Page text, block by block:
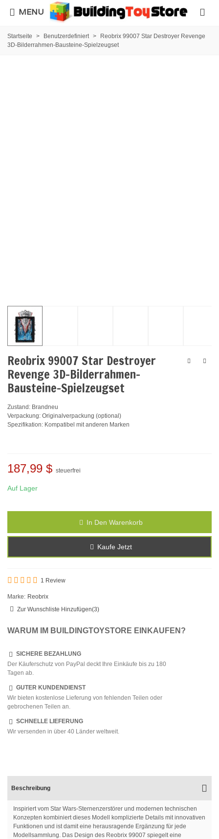
MENU
Startseite > Benutzerdefiniert >
Reobrix 99007 Star Destroyer Revenge
3D-Bilderrahmen-Bausteine-Spielzeugset
Reobrix 99007 Star Destroyer
Revenge 3D-Bilderrahmen-
Bausteine-Spielzeugset
Zustand: Brandneu
Verpackung: Originalverpackung (optional)
Spezifikation: Kompatibel mit anderen Marken
187,99 $ steuerfrei
Auf Lager
In Den Warenkorb
Kaufe Jetzt
1 Review
Marke: Reobrix
Zur Wunschliste Hinzufügen(3)
WARUM IM BUILDINGTOYSTORE EINKAUFEN?
SICHERE BEZAHLUNG
Der Käuferschutz von PayPal deckt Ihre Einkäufe bis zu 180
Tagen ab.
GUTER KUNDENDIENST
Wir bieten kostenlose Lieferung von fehlenden Teilen oder
gebrochenen Teilen an.
SCHNELLE LIEFERUNG
Wir versenden in über 40 Länder weltweit.
Beschreibung
Inspiriert vom Star Wars-Sternenzerstörer und modernen technischen
Konzepten kombiniert dieses Modell komplizierte Details mit innovativen
Funktionen und ist damit eine herausragende Ergänzung für jede
Modellsammlung. Das Design des Reobrix 99007 spiegelt eine